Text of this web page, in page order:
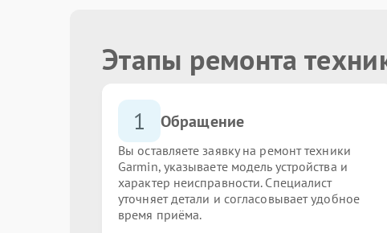
Этапы ремонта
1 Обращение
Вы оставляете заявку на ремонт техники
Garmin, указываете модель устройства и
характер неисправности. Специалист
уточняет детали и согласовывает удобное
время приёма.